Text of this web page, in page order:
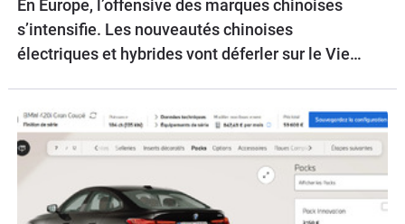
En Europe, l’offensive des marques chinoises
s’intensifie. Les nouveautés chinoises
électriques et hybrides vont déferler sur le Vieux